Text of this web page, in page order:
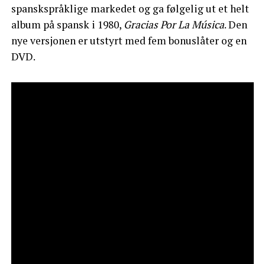
spanskspråklige markedet og ga følgelig ut et helt
album på spansk i 1980, Gracias Por La Música. Den
nye versjonen er utstyrt med fem bonuslåter og en
DVD.